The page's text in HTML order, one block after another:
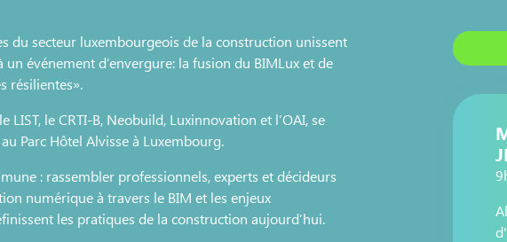
du secteur luxembourgeois de la construction unissent
événement d’envergure: la fusion du BIMLux et de
résilientes».
le CRTI-B, Neobuild, Luxinnovation et l’OAI, se
Parc Hôtel Alvisse à Luxembourg.
: rassembler professionnels, experts et décideurs
numérique à travers le BIM et les enjeux
les pratiques de la construction aujourd’hui.